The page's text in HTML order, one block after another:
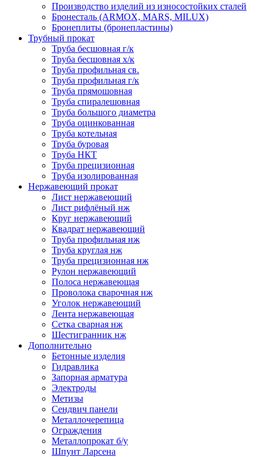
Производство изделий из износостойких сталей
Бронесталь (ARMOX, MARS, MILUX)
Бронеплиты (бронепластины)
Трубный прокат
Труба бесшовная г/к
Труба бесшовная х/к
Труба профильная св.
Труба профильная г/к
Труба прямошовная
Труба спиралешовная
Труба большого диаметра
Труба оцинкованная
Труба котельная
Труба буровая
Труба НКТ
Труба прецизионная
Труба изолированная
Нержавеющий прокат
Лист нержавеющий
Лист рифлёный нж
Круг нержавеющий
Квадрат нержавеющий
Труба профильная нж
Труба круглая нж
Труба прецизионная нж
Рулон нержавеющий
Полоса нержавеющая
Проволока сварочная нж
Уголок нержавеющий
Лента нержавеющая
Сетка сварная нж
Шестигранник нж
Дополнительно
Бетонные изделия
Гидравлика
Запорная арматура
Электроды
Метизы
Сендвич панели
Металлочерепица
Ограждения
Металлопрокат б/у
Шпунт Ларсена